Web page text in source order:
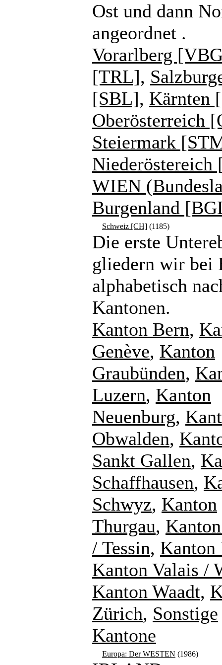
Ost und dann
angeordnet .
Vorarlberg
[TRL],
[SBL], Kärnten
Oberösterreich
Steiermark
Niederöstereich
WIEN
Burgenland
Schweiz [CH] (1185)
Die erste
gliedern wir bei
alphabetisch
Kantonen.
Kanton Bern,
Genève, Kanton
Graubünden,
Luzern, Kanton
Neuenburg,
Obwalden,
Sankt Gallen,
Schaffhausen,
Schwyz, Kanton
Thurgau,
/ Tessin,
Kanton Valais /
Kanton Waadt,
Zürich, Sonstige
Kantone
Europa: Der WESTEN (1986)